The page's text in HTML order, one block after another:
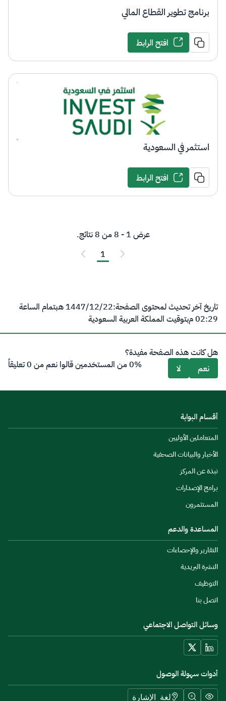
برنامج تطوير القطاع المالي​
افتح الرابط
استثمر في السعودية
افتح الرابط
عرض 1 - 8 من 8 نتائج.
1
تاريخ آخر تحديث لمحتوى الصفحة:22‏/12‏/1447 هـ
بتمام الساعة
02:29 م
بتوقيت المملكة العربية السعودية
هل كانت هذه الصفحة مفيدة؟
نعم
لا 0% من المستخدمين قالوا نعم من 0 تعليقاً
أقسام البوابة
المتعاملين الأوليين
الأخبار والبيانات الصحفية
نبذة عن المركز
برامج الإصدارات
المستثمرون
المساعدة والدعم
التقارير والإحصاءات
النشرة البريدية
التوظيف
اتصل بنا
وسائل التواصل الاجتماعي
أدوات سهولة الوصول
لغة الإشارة